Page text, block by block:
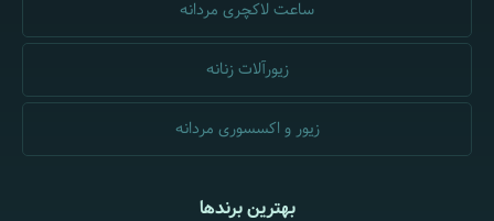
ساعت لاکچری مردانه
زیورآلات زنانه
زیور و اکسسوری مردانه
بهترین برندها